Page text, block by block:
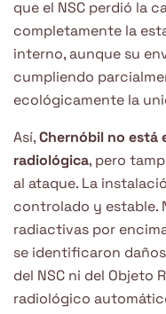
que el NSC perdió la
completamente la
interno, aunque su
cumpliendo
ecológicamente la
Así,Chernóbil no está
radiológica, pero
al ataque. La
controlado y estable.
radiactivas por
se identificaron
del NSC ni del Objeto
radiológico